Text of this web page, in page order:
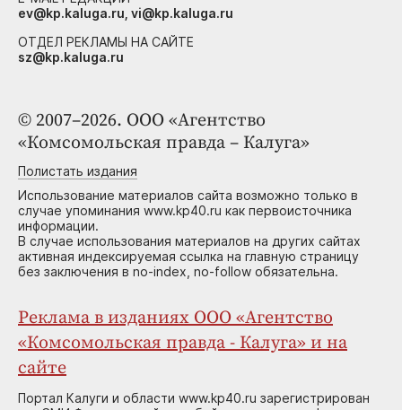
© 2007–2026. ООО «Агентство
«Комсомольская правда – Калуга»
Полистать издания
Использование материалов сайта возможно только в
случае упоминания www.kp40.ru как первоисточника
информации.
В случае использования материалов на других сайтах
активная индексируемая ссылка на главную страницу
без заключения в no-index, no-follow обязательна.
Реклама в изданиях ООО «Агентство
«Комсомольская правда - Калуга» и на
сайте
Портал Калуги и области www.kp40.ru зарегистрирован
ev@kp.kaluga.ru, vi@kp.kaluga.ru
ОТДЕЛ РЕКЛАМЫ НА САЙТЕ
sz@kp.kaluga.ru